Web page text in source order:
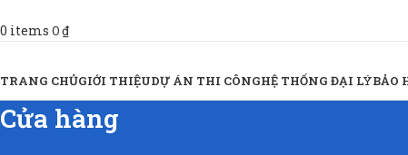
0 items 0₫
TRANG CHỦGIỚI THIỆUDỰ ÁN THI CÔNGHỆ THỐNG ĐẠI LÝBẢO
Cửa hàng